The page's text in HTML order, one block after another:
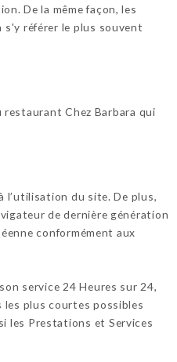
De la même façon, les
référer le plus souvent
Chez Barbara qui
l’utilisation du site. De plus,
de dernière génération
conformément aux
service 24 Heures sur 24,
les plus courtes possibles
les Prestations et Services